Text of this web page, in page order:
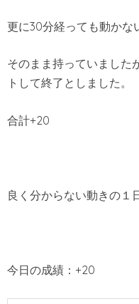
更に30分経っても動かな
そのまま持っていました
トして終了としました。
合計+20
良く分からない動きの１
今日の成績：+20